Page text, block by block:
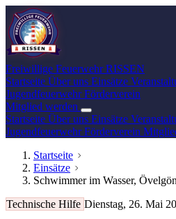
Freiwillige Feuerwehr RISSEN
Startseite Über uns Einsätze
JugendfeuerwehrFörderverein
Mitglied werden
Startseite Über uns Einsätze
JugendfeuerwehrFörderverein
Startseite
Einsätze
Schwimmer im Wasser,
Technische Hilfe Dienstag, 26. Mai